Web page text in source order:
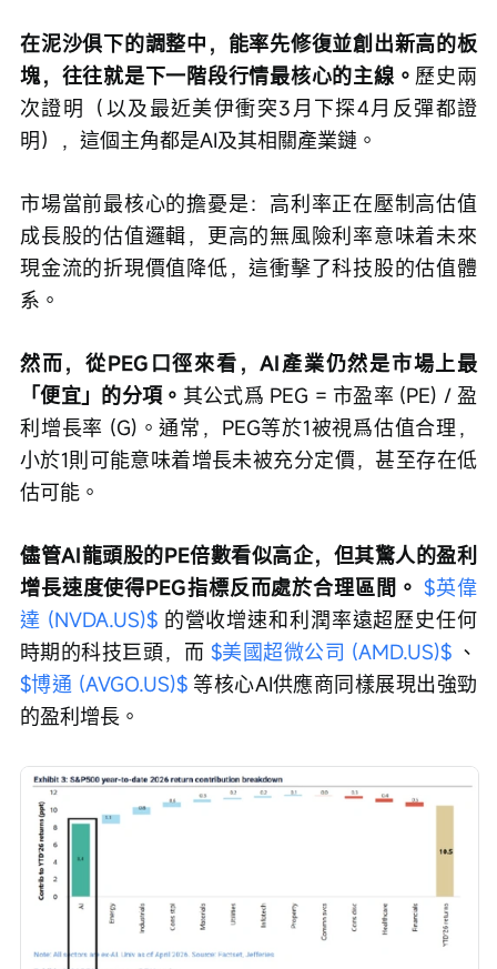
在泥沙俱下的調整中，能率先修復並創出新高的板
塊，往往就是下一階段行情最核心的主線。 歷史兩
次證明（以及最近美伊衝突3月下探4月反彈都證
明），這個主角都是AI及其相關產業鏈。
市場當前最核心的擔憂是：高利率正在壓制高估值
成長股的估值邏輯，更高的無風險利率意味着未來
現金流的折現價值降低，這衝擊了科技股的估值體
系。
然而，從PEG口徑來看，AI產業仍然是市場上最
「便宜」的分項。 其公式爲 PEG = 市盈率 (PE) / 盈
利增長率 (G)。通常，PEG等於1被視爲估值合理，
小於1則可能意味着增長未被充分定價，甚至存在低
估可能。
儘管AI龍頭股的PE倍數看似高企，但其驚人的盈利
增長速度使得PEG指標反而處於合理區間。 $英偉
達 (NVDA.US)$ 的營收增速和利潤率遠超歷史任何
時期的科技巨頭，而 $美國超微公司 (AMD.US)$ 、
$博通 (AVGO.US)$ 等核心AI供應商同樣展現出強勁
的盈利增長。